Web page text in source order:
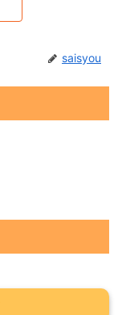
saisyou